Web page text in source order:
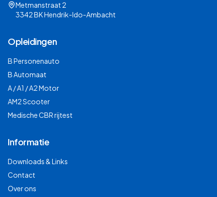
Metmanstraat 2
3342 BK Hendrik-Ido-Ambacht
Opleidingen
B Personenauto
B Automaat
A / A1 / A2 Motor
AM2 Scooter
Medische CBR rijtest
Informatie
Downloads & Links
Contact
Over ons